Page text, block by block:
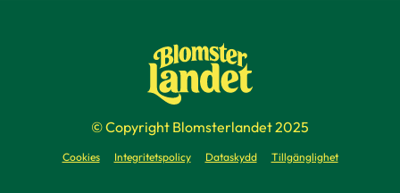
Köp- och leveransvillkor
Företag
© Copyright Blomsterlandet 2025
Cookies Integritetspolicy Dataskydd Tillgänglighet